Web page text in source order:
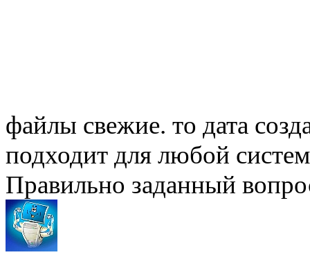
файлы свежие. то дата
подходит для любой
Правильно заданный